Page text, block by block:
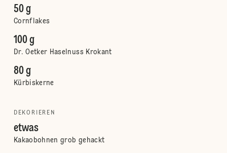
50 g
Cornflakes
100 g
Dr. Oetker Haselnuss Krokant
80 g
Kürbiskerne
DEKORIEREN
etwas
Kakaobohnen grob gehackt